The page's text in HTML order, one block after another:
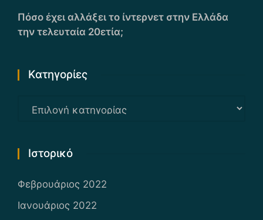
Πόσο έχει αλλάξει το ίντερνετ στην Ελλάδα
την τελευταία 20ετία;
Kατηγορίες
Kατηγορίες
Ιστορικό
Φεβρουάριος 2022
Ιανουάριος 2022